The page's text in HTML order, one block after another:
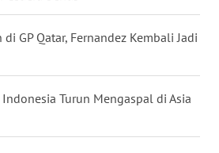
GP Qatar, Fernandez Kembali Jadi
Turun Mengaspal di Asia